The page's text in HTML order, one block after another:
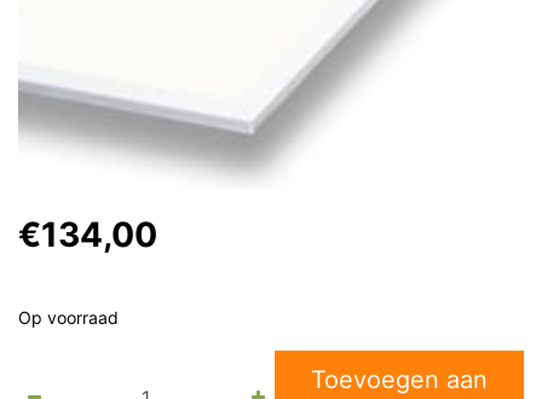
€134,00
Op voorraad
Toevoegen aan